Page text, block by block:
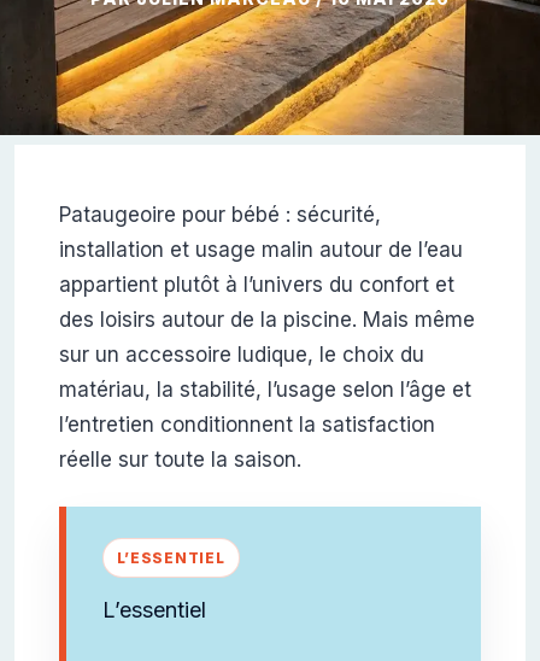
Pataugeoire pour bébé : sécurité,
installation et usage malin autour de l’eau
appartient plutôt à l’univers du confort et
des loisirs autour de la piscine. Mais même
sur un accessoire ludique, le choix du
matériau, la stabilité, l’usage selon l’âge et
l’entretien conditionnent la satisfaction
réelle sur toute la saison.
L’essentiel